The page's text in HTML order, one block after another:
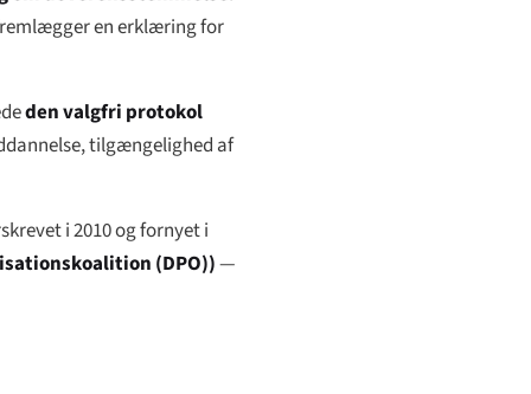
en erklæring for
den valgfri protokol
tilgængelighed af
i 2010 og fornyet i
(DPO))—